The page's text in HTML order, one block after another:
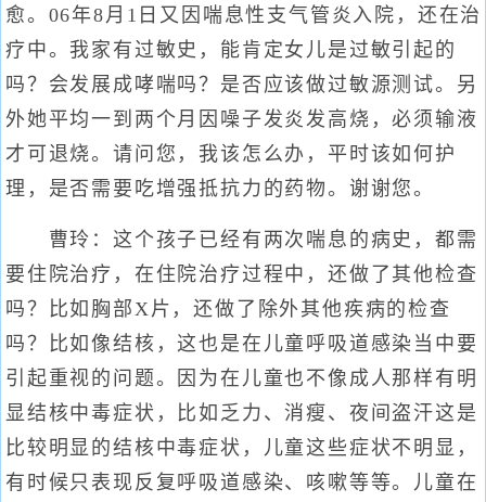
愈。06年8月1日又因喘息性支气管炎入院，还在治
疗中。我家有过敏史，能肯定女儿是过敏引起的
吗？会发展成哮喘吗？是否应该做过敏源测试。另
外她平均一到两个月因噪子发炎发高烧，必须输液
才可退烧。请问您，我该怎么办，平时该如何护
理，是否需要吃增强抵抗力的药物。谢谢您。
曹玲：这个孩子已经有两次喘息的病史，都需
要住院治疗，在住院治疗过程中，还做了其他检查
吗？比如胸部X片，还做了除外其他疾病的检查
吗？比如像结核，这也是在儿童呼吸道感染当中要
引起重视的问题。因为在儿童也不像成人那样有明
显结核中毒症状，比如乏力、消瘦、夜间盗汗这是
比较明显的结核中毒症状，儿童这些症状不明显，
有时候只表现反复呼吸道感染、咳嗽等等。儿童在